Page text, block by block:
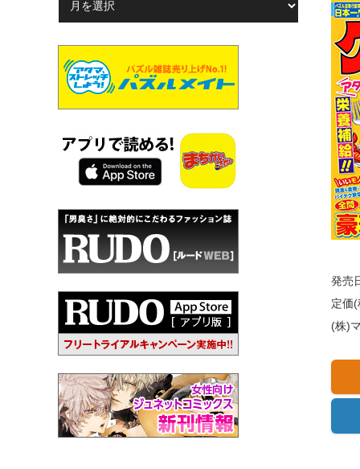
発売
定価
(株)